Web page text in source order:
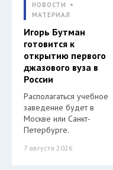
НОВОСТИ
МАТЕРИАЛ
Игорь Бутман
готовится к
открытию первого
джазового вуза в
России
Располагаться учебное
заведение будет в
Москве или Санкт-
Петербурге.
7 августа 2026